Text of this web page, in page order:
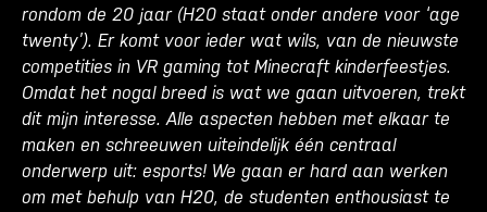
rondom de 20 jaar (H20 staat onder andere voor ‘age
twenty’). Er komt voor ieder wat wils, van de nieuwste
competities in VR gaming tot Minecraft kinderfeestjes.
Omdat het nogal breed is wat we gaan uitvoeren, trekt
dit mijn interesse. Alle aspecten hebben met elkaar te
maken en schreeuwen uiteindelijk één centraal
onderwerp uit: esports! We gaan er hard aan werken
om met behulp van H20, de studenten enthousiast te